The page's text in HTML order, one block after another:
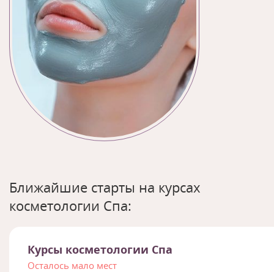
Ближайшие старты на курсах
косметологии Спа:
Курсы косметологии Спа
Осталось мало мест